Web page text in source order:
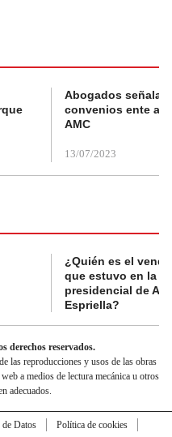
Abogados
convenios ente
AMC
13/07/2023
¿Quién es el
que estuvo en la
presidencial de
Espriella?
derechos reservados.
las reproducciones y usos de las obras
a medios de lectura mecánica u otros
adecuados.
Datos
Política de cookies